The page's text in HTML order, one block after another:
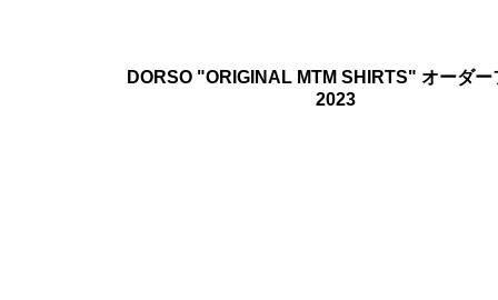
DORSO "ORIGINAL MTM SHIRTS" オーダー
2023